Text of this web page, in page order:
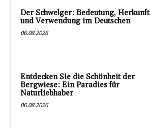
Der Schwelger: Bedeutung, Herkunft
und Verwendung im Deutschen
06.08.2026
Entdecken Sie die Schönheit der
Bergwiese: Ein Paradies für
Naturliebhaber
06.08.2026